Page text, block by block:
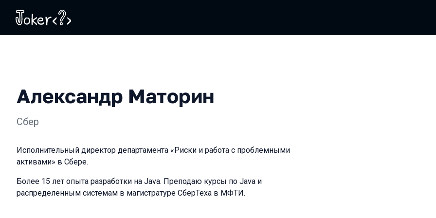
Александр Маторин
Сбер
Исполнительный директор департамента «Риски и работа с проблемными
активами» в Сбере.
Более 15 лет опыта разработки на Java. Преподаю курсы по Java и
распределенным системам в магистратуре СберТеха в МФТИ.